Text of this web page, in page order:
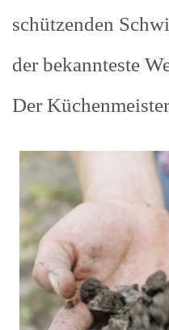
schützenden
der bekannteste
Der